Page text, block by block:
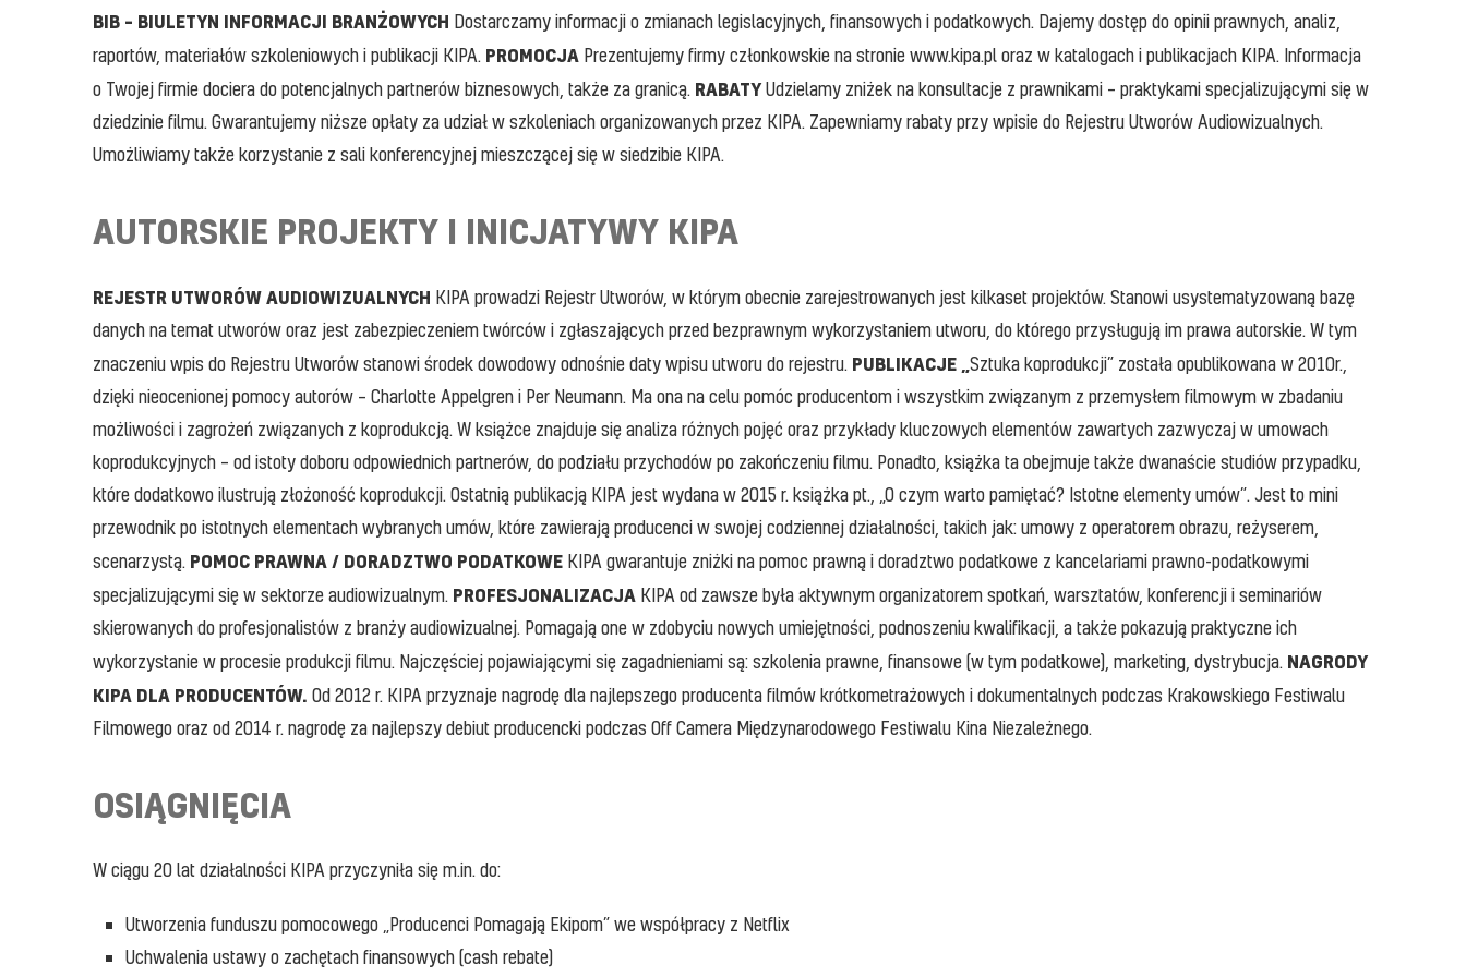
BIB – BIULETYN INFORMACJI BRANŻOWYCH Dostarczamy informacji o zmianach legislacyjnych, finansowych i podatkowych. Dajemy dostęp do opinii prawnych, analiz,
raportów, materiałów szkoleniowych i publikacji KIPA. PROMOCJA Prezentujemy firmy członkowskie na stronie www.kipa.pl oraz w katalogach i publikacjach KIPA. Informacja
o Twojej firmie dociera do potencjalnych partnerów biznesowych, także za granicą. RABATYUdzielamy zniżek na konsultacje z prawnikami – praktykami specjalizującymi się w
dziedzinie filmu. Gwarantujemy niższe opłaty za udział w szkoleniach organizowanych przez KIPA. Zapewniamy rabaty przy wpisie do Rejestru Utworów Audiowizualnych.
Umożliwiamy także korzystanie z sali konferencyjnej mieszczącej się w siedzibie KIPA.
AUTORSKIE PROJEKTY I INICJATYWY KIPA
REJESTR UTWORÓW AUDIOWIZUALNYCH KIPA prowadzi Rejestr Utworów, w którym obecnie zarejestrowanych jest kilkaset projektów. Stanowi usystematyzowaną bazę
danych na temat utworów oraz jest zabezpieczeniem twórców i zgłaszających przed bezprawnym wykorzystaniem utworu, do którego przysługują im prawa autorskie. W tym
znaczeniu wpis do Rejestru Utworów stanowi środek dowodowy odnośnie daty wpisu utworu do rejestru. PUBLIKACJE „ Sztuka koprodukcji” została opublikowana w 2010r.,
dzięki nieocenionej pomocy autorów – Charlotte Appelgren i Per Neumann. Ma ona na celu pomóc producentom i wszystkim związanym z przemysłem filmowym w zbadaniu
możliwości i zagrożeń związanych z koprodukcją. W książce znajduje się analiza różnych pojęć oraz przykłady kluczowych elementów zawartych zazwyczaj w umowach
koprodukcyjnych – od istoty doboru odpowiednich partnerów, do podziału przychodów po zakończeniu filmu. Ponadto, książka ta obejmuje także dwanaście studiów przypadku,
które dodatkowo ilustrują złożoność koprodukcji. Ostatnią publikacją KIPA jest wydana w 2015 r. książka pt., „O czym warto pamiętać? Istotne elementy umów”. Jest to mini
przewodnik po istotnych elementach wybranych umów, które zawierają producenci w swojej codziennej działalności, takich jak: umowy z operatorem obrazu, reżyserem,
scenarzystą. POMOC PRAWNA / DORADZTWO PODATKOWE KIPA gwarantuje zniżki na pomoc prawną i doradztwo podatkowe z kancelariami prawno-podatkowymi
specjalizującymi się w sektorze audiowizualnym. PROFESJONALIZACJA KIPA od zawsze była aktywnym organizatorem spotkań, warsztatów, konferencji i seminariów
skierowanych do profesjonalistów z branży audiowizualnej. Pomagają one w zdobyciu nowych umiejętności, podnoszeniu kwalifikacji, a także pokazują praktyczne ich
wykorzystanie w procesie produkcji filmu. Najczęściej pojawiającymi się zagadnieniami są: szkolenia prawne, finansowe (w tym podatkowe), marketing, dystrybucja. NAGRODY
KIPA DLA PRODUCENTÓW. Od 2012 r. KIPA przyznaje nagrodę dla najlepszego producenta filmów krótkometrażowych i dokumentalnych podczas Krakowskiego Festiwalu
Filmowego oraz od 2014 r. nagrodę za najlepszy debiut producencki podczas Off Camera Międzynarodowego Festiwalu Kina Niezależnego.
OSIĄGNIĘCIA
W ciągu 20 lat działalności KIPA przyczyniła się m.in. do:
Utworzenia funduszu pomocowego „Producenci Pomagają Ekipom” we współpracy z Netflix
Uchwalenia ustawy o zachętach finansowych (cash rebate)